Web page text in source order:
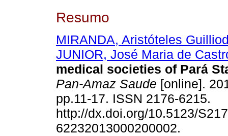
Resumo
MIRANDA, Aristóteles
JUNIOR, José Maria de
medical societies of Pará
Pan-Amaz Saude [online].
pp.11-17. ISSN 2176-6215.
http://dx.doi.org/10.5123/
62232013000200002.